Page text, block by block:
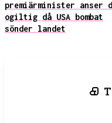
premiärminister anser
ogiltig då USA bombat
sönder landet